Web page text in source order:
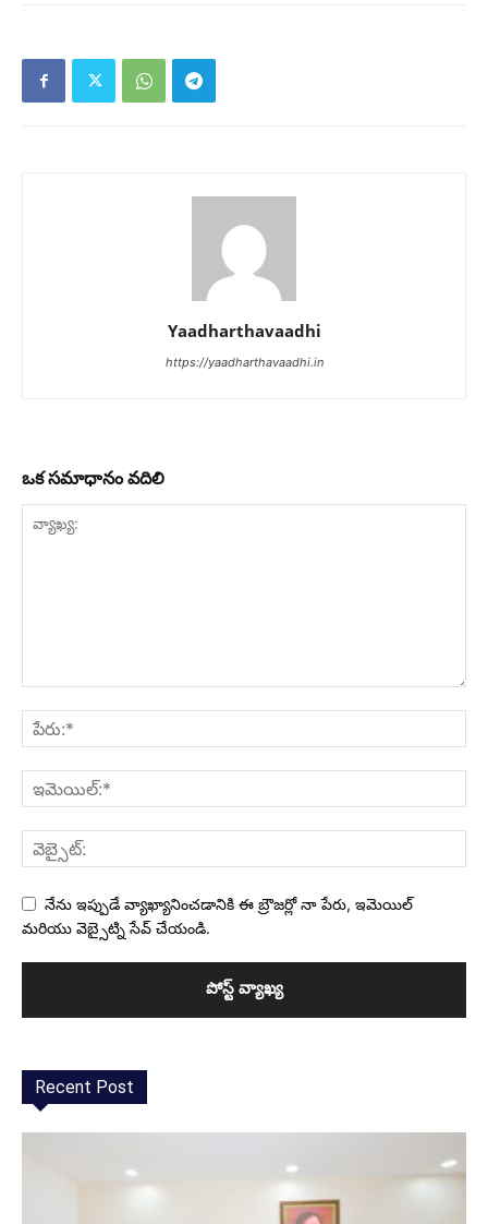
Yaadharthavaadhi
https://yaadharthavaadhi.in
ఒక సమాధానం వదిలి
నేను ఇప్పుడే వ్యాఖ్యానించడానికి ఈ బ్రౌజర్లో నా పేరు, ఇమెయిల్
మరియు వెబ్సైట్ని సేవ్ చేయండి.
Recent Post